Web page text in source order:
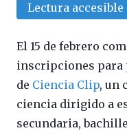
Lectura accesible
El 15 de febrero
inscripciones para
de Ciencia Clip, un
ciencia dirigido a
secundaria,